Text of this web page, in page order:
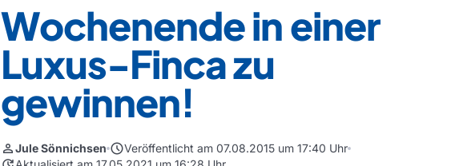
Wochenende in einer
Luxus-Finca zu
gewinnen!
personJule Sönnichsen scheduleVeröffentlicht am 07.08.2015 um 17:40 Uhr